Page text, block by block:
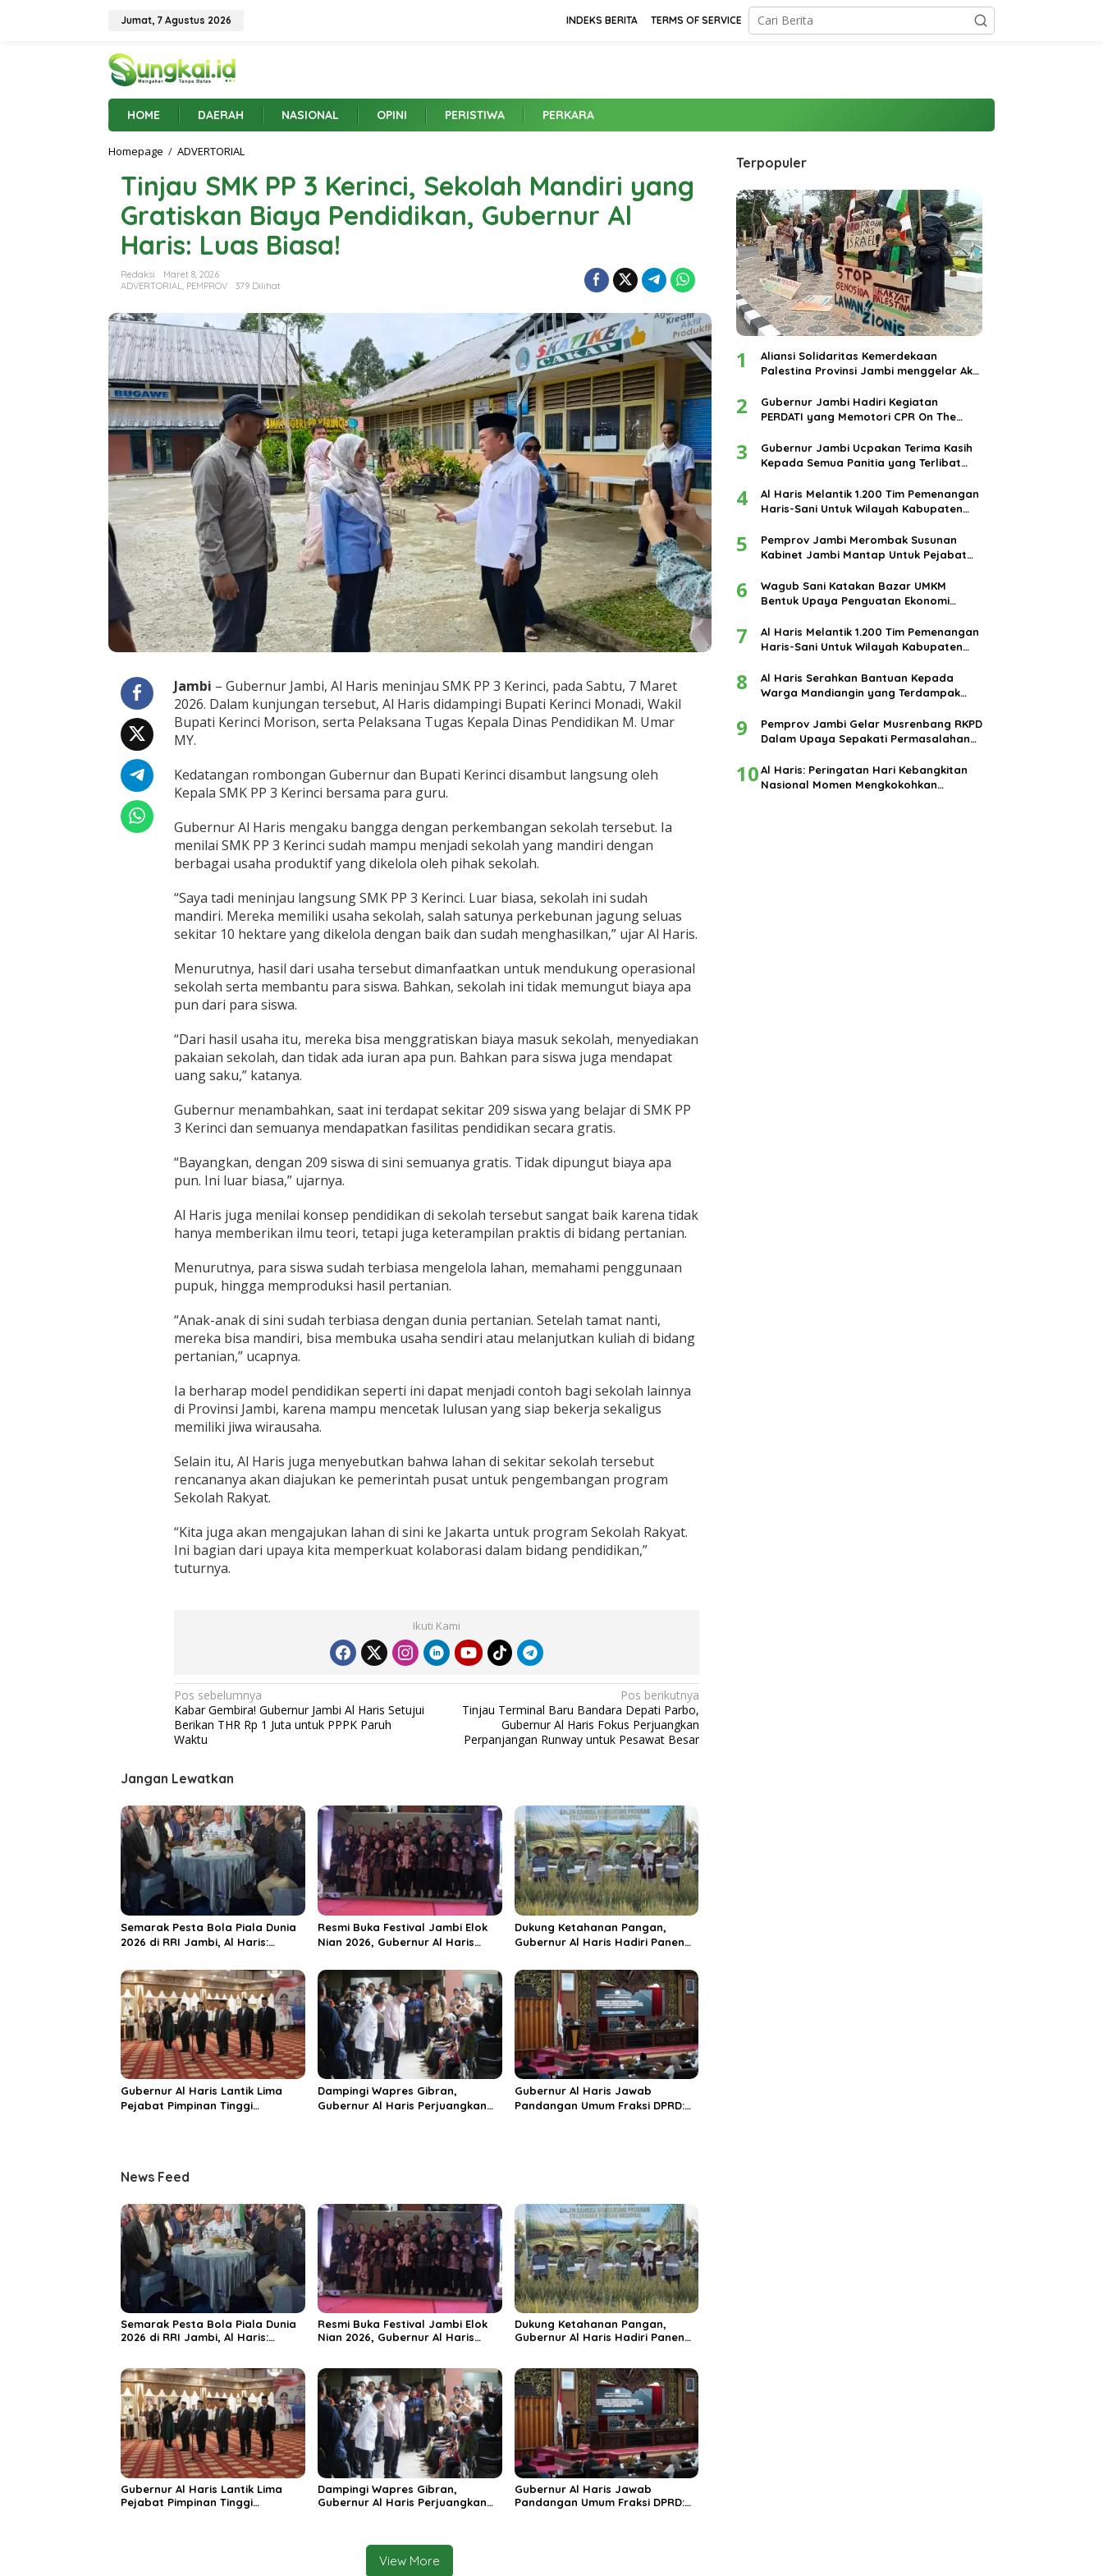
Jumat, 7 Agustus 2026 INDEKS BERITA TERMS OF SERVICE
HOME DAERAH NASIONAL OPINI PERISTIWA PERKARA
Homepage / ADVERTORIAL
n
j
S
M
P
3
K
e
r
n
c
i
S
e
k
o
h
M
a
d
r
y
n
g
G
r
i
s
k
n
B
i
a
P
e
d
d
i
a
n
,
G
b
e
n
u
r
l
H
i
s
L
u
s
i
a
s
Tinjau SMK PP 3 Kerinci, Sekolah Mandiri yang
Gratiskan Biaya Pendidikan, Gubernur Al
Haris: Luas Biasa!
Redaksi
Maret 8, 2026
ADVERTORIAL, PEMPROV 379 Dilihat
Jambi – Gubernur Jambi, Al Haris meninjau SMK PP 3 Kerinci, pada Sabtu, 7 Maret
2026. Dalam kunjungan tersebut, Al Haris didampingi Bupati Kerinci Monadi, Wakil
Bupati Kerinci Morison, serta Pelaksana Tugas Kepala Dinas Pendidikan M. Umar
MY.
Kedatangan rombongan Gubernur dan Bupati Kerinci disambut langsung oleh
Kepala SMK PP 3 Kerinci bersama para guru.
Gubernur Al Haris mengaku bangga dengan perkembangan sekolah tersebut. Ia
menilai SMK PP 3 Kerinci sudah mampu menjadi sekolah yang mandiri dengan
berbagai usaha produktif yang dikelola oleh pihak sekolah.
“Saya tadi meninjau langsung SMK PP 3 Kerinci. Luar biasa, sekolah ini sudah
mandiri. Mereka memiliki usaha sekolah, salah satunya perkebunan jagung seluas
sekitar 10 hektare yang dikelola dengan baik dan sudah menghasilkan,” ujar Al Haris.
Menurutnya, hasil dari usaha tersebut dimanfaatkan untuk mendukung operasional
sekolah serta membantu para siswa. Bahkan, sekolah ini tidak memungut biaya apa
pun dari para siswa.
“Dari hasil usaha itu, mereka bisa menggratiskan biaya masuk sekolah, menyediakan
pakaian sekolah, dan tidak ada iuran apa pun. Bahkan para siswa juga mendapat
uang saku,” katanya.
Gubernur menambahkan, saat ini terdapat sekitar 209 siswa yang belajar di SMK PP
3 Kerinci dan semuanya mendapatkan fasilitas pendidikan secara gratis.
“Bayangkan, dengan 209 siswa di sini semuanya gratis. Tidak dipungut biaya apa
pun. Ini luar biasa,” ujarnya.
Al Haris juga menilai konsep pendidikan di sekolah tersebut sangat baik karena tidak
hanya memberikan ilmu teori, tetapi juga keterampilan praktis di bidang pertanian.
Menurutnya, para siswa sudah terbiasa mengelola lahan, memahami penggunaan
pupuk, hingga memproduksi hasil pertanian.
“Anak-anak di sini sudah terbiasa dengan dunia pertanian. Setelah tamat nanti,
mereka bisa mandiri, bisa membuka usaha sendiri atau melanjutkan kuliah di bidang
pertanian,” ucapnya.
Ia berharap model pendidikan seperti ini dapat menjadi contoh bagi sekolah lainnya
di Provinsi Jambi, karena mampu mencetak lulusan yang siap bekerja sekaligus
memiliki jiwa wirausaha.
Selain itu, Al Haris juga menyebutkan bahwa lahan di sekitar sekolah tersebut
rencananya akan diajukan ke pemerintah pusat untuk pengembangan program
Sekolah Rakyat.
“Kita juga akan mengajukan lahan di sini ke Jakarta untuk program Sekolah Rakyat.
Ini bagian dari upaya kita memperkuat kolaborasi dalam bidang pendidikan,”
tuturnya.
Ikuti Kami
N
a
v
i
g
a
s
i
p
o
s
Pos sebelumnya
Kabar Gembira! Gubernur Jambi Al Haris Setujui
Berikan THR Rp 1 Juta untuk PPPK Paruh
Waktu
Pos berikutnya
Tinjau Terminal Baru Bandara Depati Parbo,
Gubernur Al Haris Fokus Perjuangkan
Perpanjangan Runway untuk Pesawat Besar
Jangan Lewatkan
Semarak Pesta Bola Piala Dunia
2026 di RRI Jambi, Al Haris:
Rakyat
Resmi Buka Festival Jambi Elok
Nian 2026, Gubernur Al Haris
Destinasi Wisata Budaya
Unggulan
Dukung Ketahanan Pangan,
Gubernur Al Haris Hadiri Panen
Tanjungjabung Timur
Gubernur Al Haris Lantik Lima
Pejabat Pimpinan Tinggi
Dampingi Wapres Gibran,
Gubernur Al Haris Perjuangkan
Gubernur Al Haris Jawab
Pandangan Umum Fraksi DPRD:
News Feed
Semarak Pesta Bola Piala Dunia
2026 di RRI Jambi, Al Haris:
Resmi Buka Festival Jambi Elok
Nian 2026, Gubernur Al Haris
Unggulan
Dukung Ketahanan Pangan,
Gubernur Al Haris Hadiri Panen
Gubernur Al Haris Lantik Lima
Pejabat Pimpinan Tinggi
Dampingi Wapres Gibran,
Gubernur Al Haris Perjuangkan
Gubernur Al Haris Jawab
Pandangan Umum Fraksi DPRD:
View More
Terpopuler
1
Aliansi Solidaritas Kemerdekaan
Palestina Provinsi Jambi menggelar Aksi
kota Jambi.
2
Gubernur Jambi Hadiri Kegiatan
PERDATI yang Memotori CPR On The
3
Gubernur Jambi Ucpakan Terima Kasih
Kepada Semua Panitia yang Terlibat
Tahun 2024
4
Al Haris Melantik 1.200 Tim Pemenangan
Haris-Sani Untuk Wilayah Kabupaten
5
Pemprov Jambi Merombak Susunan
Kabinet Jambi Mantap Untuk Pejabat
6
Wagub Sani Katakan Bazar UMKM
Bentuk Upaya Penguatan Ekonomi
7
Al Haris Melantik 1.200 Tim Pemenangan
Haris-Sani Untuk Wilayah Kabupaten
8
Al Haris Serahkan Bantuan Kepada
Warga Mandiangin yang Terdampak
9
Pemprov Jambi Gelar Musrenbang RKPD
Dalam Upaya Sepakati Permasalahan
10Al Haris: Peringatan Hari Kebangkitan
Nasional Momen Mengkokohkan